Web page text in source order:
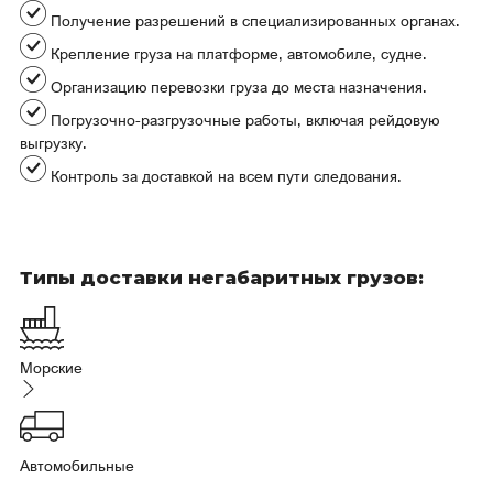
Получение разрешений в специализированных органах.
Крепление груза на платформе, автомобиле, судне.
Организацию перевозки груза до места назначения.
Погрузочно-разгрузочные работы, включая рейдовую
выгрузку.
Контроль за доставкой на всем пути следования.
Типы доставки негабаритных грузов:
Морские
Автомобильные